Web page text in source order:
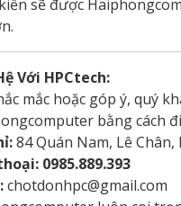
sẽ được
Với HPCtech:
mắc hoặc góp ý, quý
bằng cách
84 Quán Nam, Lê
0985.889.393
chotdonhpc@gmail.com